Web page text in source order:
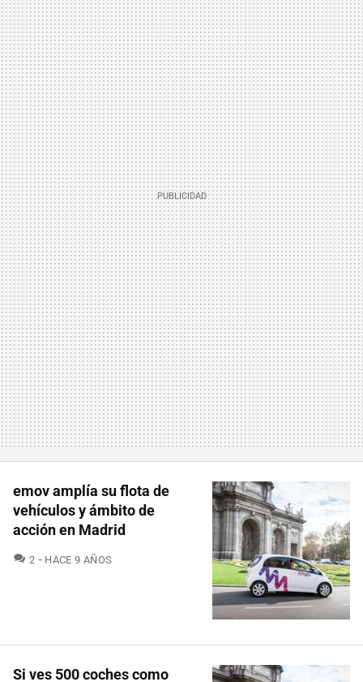
emov amplía su flota de
vehículos y ámbito de
acción en Madrid
2 COMENTARIOS
HACE 9 AÑOS
Si ves 500 coches como